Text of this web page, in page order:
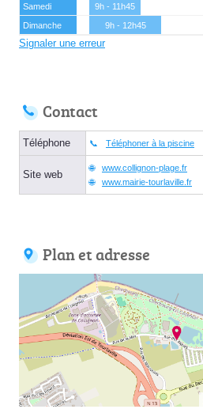
Samedi
9h - 11h45
Dimanche
9h - 12h45
Signaler une erreur
Contact
Téléphone Téléphoner à la piscine
Site web
www.collignon-plage.fr
www.mairie-tourlaville.fr
Plan et adresse